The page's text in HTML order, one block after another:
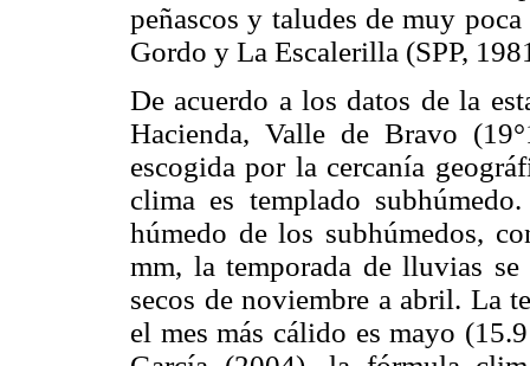
peñascos y taludes de muy
Gordo y La Escalerilla (SPP,
De acuerdo a los datos de la
Hacienda, Valle de Bravo
escogida por la cercanía
clima es templado
húmedo de los subhúmedos,
mm, la temporada de lluvias
secos de noviembre a abril. La
el mes más cálido es mayo